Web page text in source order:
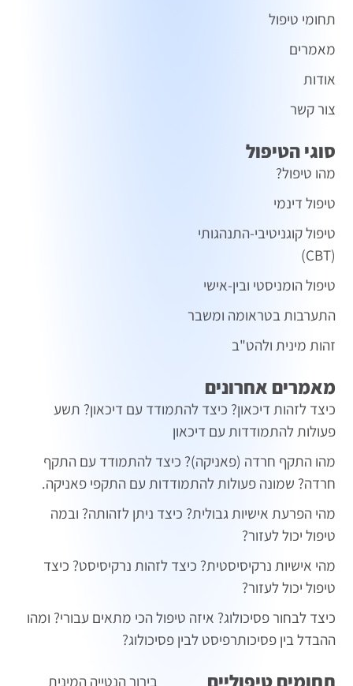
בירור הנטייה המינית
מאמרים אחרונים
כיצד לזהות דיכאון? כיצד להתמודד עם דיכאון? תשע
פעולות להתמודדות עם דיכאון
מהו התקף חרדה (פאניקה)? כיצד להתמודד עם התקף
חרדה? שמונה פעולות להתמודדות עם התקפי פאניקה.
מהי הפרעת אישיות גבולית? כיצד ניתן לזהותה? ובמה
טיפול יכול לעזור?
מהי אישיות נרקיסיסטית? כיצד לזהות נרקיסיסט? כיצד
טיפול יכול לעזור?
כיצד לבחור פסיכולוג? איזה טיפול הכי מתאים עבורי? ומהו
ההבדל בין פסיכותרפיסט לבין פסיכולוג?
סוגי הטיפול
מהו טיפול?
טיפול דינמי
טיפול קוגניטיבי-התנהגותי
(CBT)
טיפול הומניסטי ובין-אישי
התערבות בטראומה ומשבר
זהות מינית ולהט"ב
תחומי טיפול
מאמרים
אודות
צור קשר